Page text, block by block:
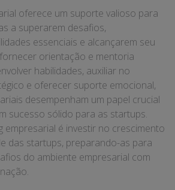
oferece um suporte valioso para
a superarem desafios,
essenciais e alcançarem seu
orientação e mentoria
habilidades, auxiliar no
e oferecer suporte emocional,
desempenham um papel crucial
sucesso sólido para as startups.
empresarial é investir no crescimento
das startups, preparando-as para
do ambiente empresarial com